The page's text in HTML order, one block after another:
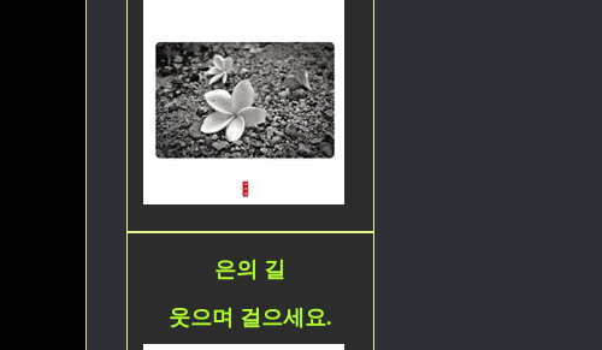
은의 길
웃으며 걸으세요.